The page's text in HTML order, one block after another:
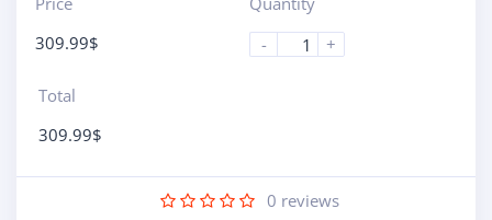
309.99$
-
+
Total
309.99$
0 reviews